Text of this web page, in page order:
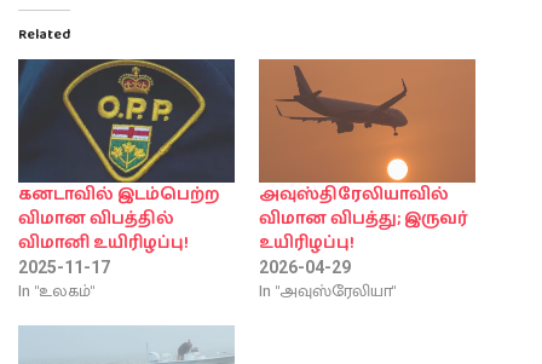
Related
கனடாவில் இடம்பெற்ற
விமான விபத்தில்
விமானி உயிரிழப்பு!
2025-11-17
In "உலகம்"
அவுஸ்திரேலியாவில்
விமான விபத்து; இருவர்
உயிரிழப்பு!
2026-04-29
In "அவுஸ்ரேலியா"